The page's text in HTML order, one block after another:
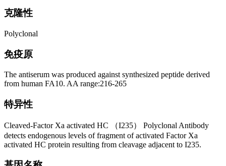
克隆性
Polyclonal
免疫原
The antiserum was produced against synthesized peptide derived
from human FA10. AA range:216-265
特异性
Cleaved-Factor Xa activated HC （I235） Polyclonal Antibody
detects endogenous levels of fragment of activated Factor Xa
activated HC protein resulting from cleavage adjacent to I235.